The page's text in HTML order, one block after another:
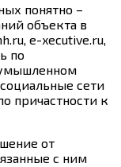
понятно –
объекта в
e-xecutive.ru,
по
сети
причастности к
от
с ним